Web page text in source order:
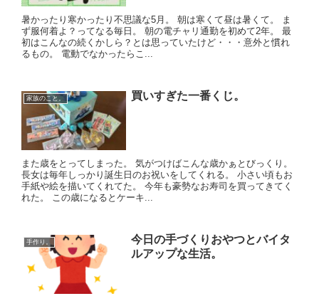
暑かったり寒かったり不思議な5月。 朝は寒くて昼は暑くて。 ま
ず服何着よ？ってなる毎日。 朝の電チャリ通勤を初めて2年。 最
初はこんなの続くかしら？とは思っていたけど・・・意外と慣れ
るもの。 電動でなかったらこ...
家族のこと。 買いすぎた一番くじ。
また歳をとってしまった。 気がつけばこんな歳かぁとびっくり。
長女は毎年しっかり誕生日のお祝いをしてくれる。 小さい頃もお
手紙や絵を描いてくれてた。 今年も豪勢なお寿司を買ってきてく
れた。 この歳になるとケーキ...
手作り。
今日の手づくりおやつとバイタ
ルアップな生活。